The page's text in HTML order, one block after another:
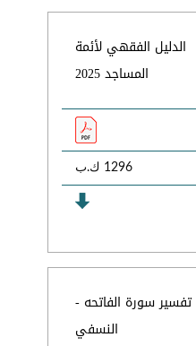
الدليل الفقهي لأئمة
المساجد 2025
1296 ك.ب
تفسير سورة الفاتحه -
النسفي